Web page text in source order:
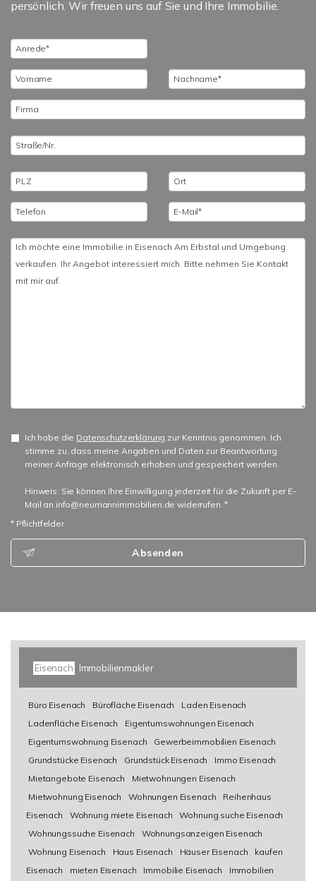
persönlich. Wir freuen uns auf Sie und Ihre Immobilie.
Ich habe die Datenschutzerklärung zur Kenntnis genommen. Ich
stimme zu, dass meine Angaben und Daten zur Beantwortung
meiner Anfrage elektronisch erhoben und gespeichert werden.
Hinweis: Sie können Ihre Einwilligung jederzeit für die Zukunft per E-
Mail an info@neumannimmobilien.de widerrufen. *
* Pflichtfelder
Absenden
Eisenach Immobilienmakler
Büro Eisenach Bürofläche Eisenach
Laden Eisenach
Ladenfläche Eisenach
Eigentumswohnungen Eisenach
Eigentumswohnung Eisenach
Gewerbeimmobilien Eisenach
Grundstücke Eisenach
Grundstück Eisenach
Immo Eisenach
Mietangebote Eisenach
Mietwohnungen Eisenach
Mietwohnung Eisenach
Wohnungen Eisenach
Reihenhaus
Eisenach
Wohnung miete Eisenach
Wohnung suche Eisenach
Wohnungssuche Eisenach
Wohnungsanzeigen Eisenach
Wohnung Eisenach
Haus Eisenach Häuser Eisenach
kaufen
Eisenach
mieten Eisenach Immobilie Eisenach
Immobilien